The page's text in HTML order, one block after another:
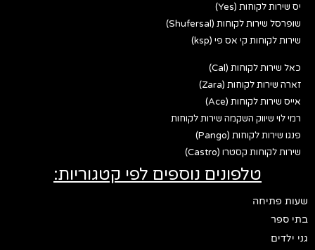
יס שירות לקוחות (Yes)
שופרסל שירות לקוחות (Shufersal)
שירות לקוחות קי אס פי (ksp)
כאל שירות לקוחות (Cal)
זארה שירות לקוחות (Zara)
אייס שירות לקוחות (Ace)
רמי לוי שיווק השקמה שירות לקוחות
פנגו שירות לקוחות (Pango)
שירות לקוחות קסטרו (Castro)
טלפונים נוספים לפי קטגוריות:
שעות פתיחה
בתי ספר
גני ילדים